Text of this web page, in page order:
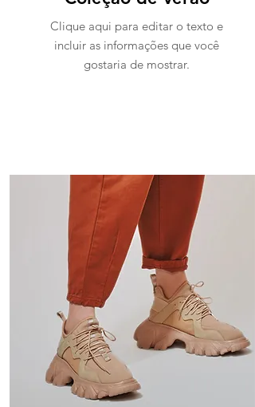
Clique aqui para editar o texto e
incluir as informações que você
gostaria de mostrar.